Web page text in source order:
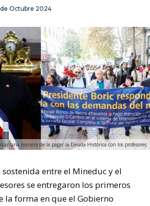
de Octubre 2024
una manera de la pagar la Deuda Histórica con los profesores
entre el Mineduc y el
se entregaron los primeros
la forma en que el Gobierno